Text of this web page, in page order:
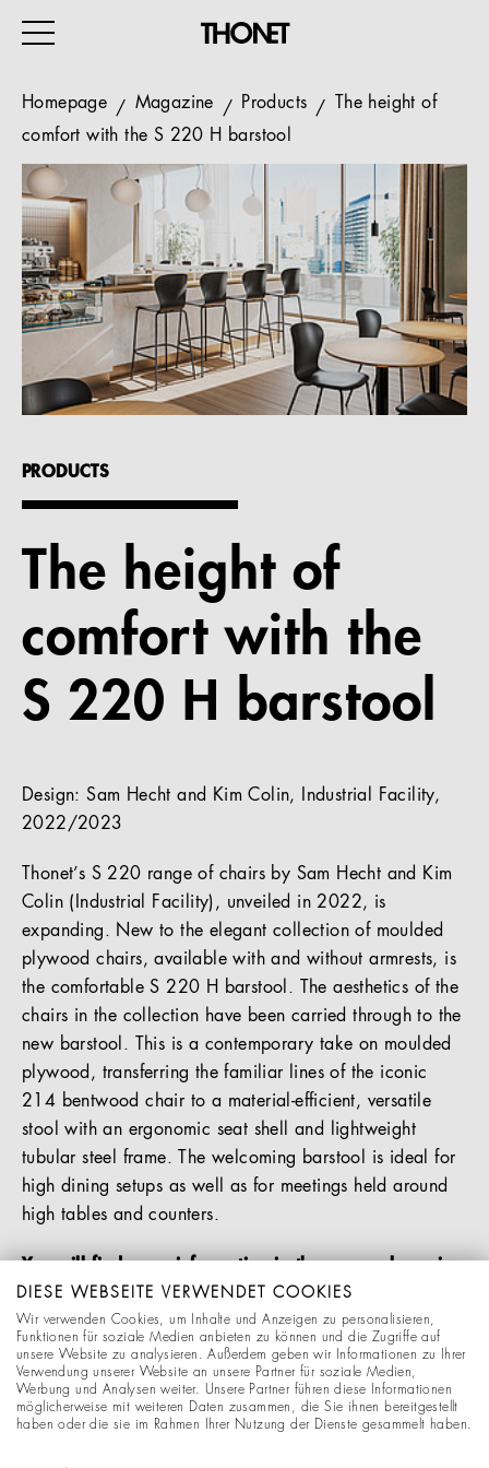
WORK
HOME
EVENTS
HOSPITALITY
ALL PRODUCTS
Magazine
Services
Company
Homepage Magazine Products
The height of
comfort with the S 220 H barstool
PRODUCTS
The height of
comfort with the
S 220 H barstool
Design: Sam Hecht and Kim Colin, Industrial Facility,
2022/2023
Thonet’s S 220 range of chairs by Sam Hecht and Kim
Colin (Industrial Facility), unveiled in 2022, is
expanding. New to the elegant collection of moulded
plywood chairs, available with and without armrests, is
the comfortable S 220 H barstool. The aesthetics of the
chairs in the collection have been carried through to the
new barstool. This is a contemporary take on moulded
plywood, transferring the familiar lines of the iconic
214 bentwood chair to a material-efficient, versatile
stool with an ergonomic seat shell and lightweight
tubular steel frame. The welcoming barstool is ideal for
high dining setups as well as for meetings held around
high tables and counters.
You will find more information in the press release in
our Download section.
DOWNLOADS
Press release "S 220 H"
DIESE WEBSEITE VERWENDET COOKIES
Wir verwenden Cookies, um Inhalte und Anzeigen zu personalisieren,
Funktionen für soziale Medien anbieten zu können und die Zugriffe auf
unsere Website zu analysieren. Außerdem geben wir Informationen zu Ihrer
Verwendung unserer Website an unsere Partner für soziale Medien,
Werbung und Analysen weiter. Unsere Partner führen diese Informationen
möglicherweise mit weiteren Daten zusammen, die Sie ihnen bereitgestellt
haben oder die sie im Rahmen Ihrer Nutzung der Dienste gesammelt haben.